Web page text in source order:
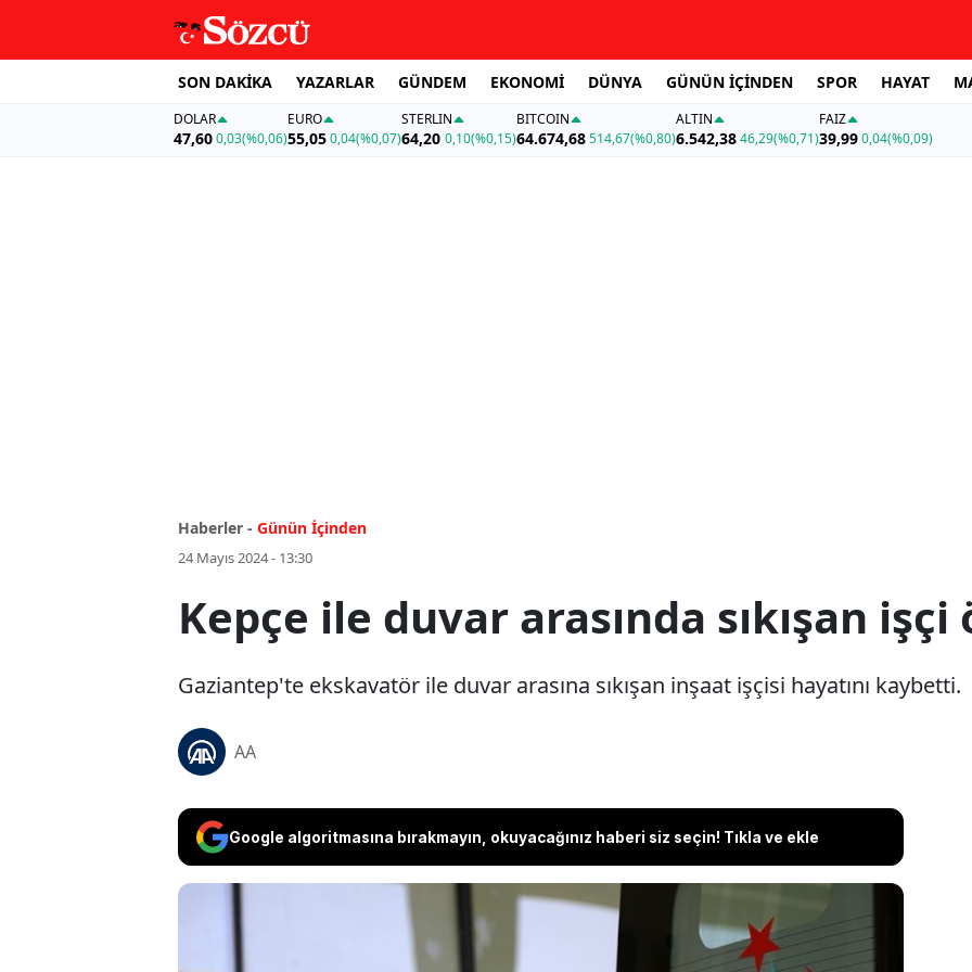
SON DAKİKA YAZARLAR GÜNDEM EKONOMİ DÜNYA GÜNÜN İÇİNDEN SPOR HAYAT
DOLAR
47,600,03(%0,06)
EURO
55,05 0,04(%0,07)
STERLIN
64,20 0,10(%0,15)
BITCOIN
64.674,68514,67(%0,80)
ALTIN
6.542,3846,29(%0,71)
FAİZ
39,990,04(%0,09)
Haberler - Günün İçinden
24 Mayıs 2024 - 13:30
Kepçe ile duvar arasında sıkışan işçi
Gaziantep'te ekskavatör ile duvar arasına sıkışan inşaat işçisi hayatını kaybetti.
AA
Google algoritmasına bırakmayın, okuyacağınız haberi siz seçin! Tıkla ve ekle